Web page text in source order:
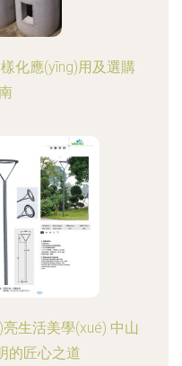
化應(yīng)用及選購
生活美學(xué) 中山
的匠心之道